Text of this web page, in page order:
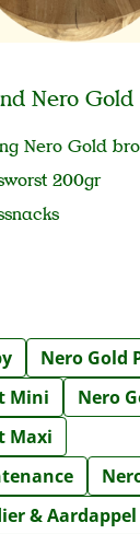
Nero Gold
Nero Gold
200gr
Nero Gold
Mini
Nero
Maxi
& Aardappel